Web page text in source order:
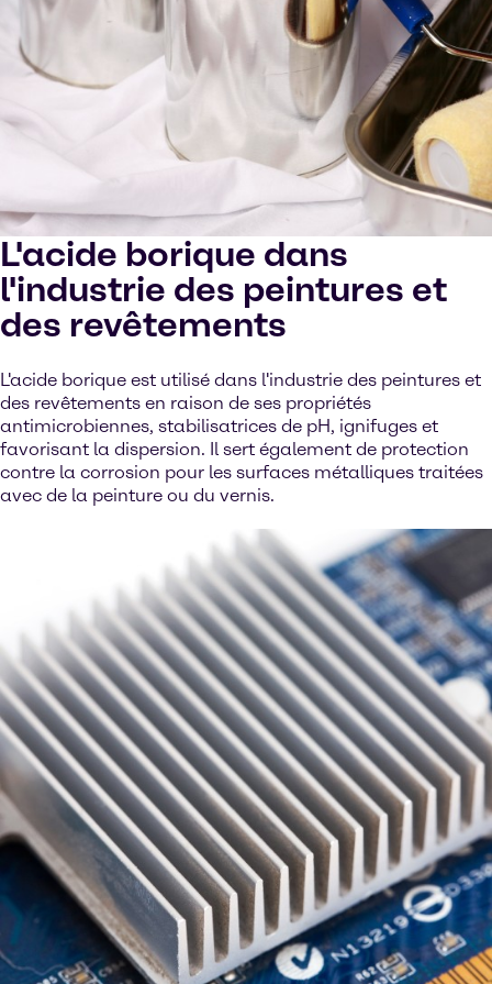
L'acide borique dans
l'industrie des peintures et
des revêtements
L'acide borique est utilisé dans l'industrie des peintures et
des revêtements en raison de ses propriétés
antimicrobiennes, stabilisatrices de pH, ignifuges et
favorisant la dispersion. Il sert également de protection
contre la corrosion pour les surfaces métalliques traitées
avec de la peinture ou du vernis.